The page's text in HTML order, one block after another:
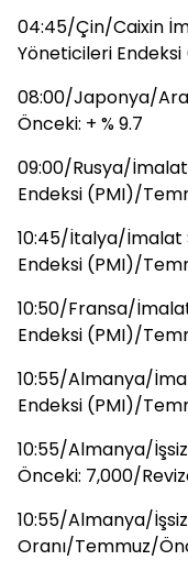
04:45/Çin/Caixin
Yöneticileri
08:00/Japonya/
Önceki: + % 9.7
09:00/Rusya/
Endeksi (PMI)/
10:45/İtalya/İmalat
Endeksi (PMI)/
10:50/Fransa/
Endeksi (PMI)/
10:55/Almanya/
Endeksi (PMI)/
10:55/Almanya/
Önceki: 7,000/
10:55/Almanya/
Oranı/Temmuz/